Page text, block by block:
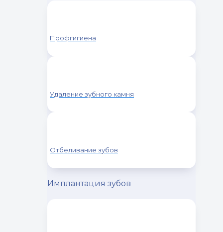
Профгигиена
Удаление зубного камня
Отбеливание зубов
Имплантация зубов